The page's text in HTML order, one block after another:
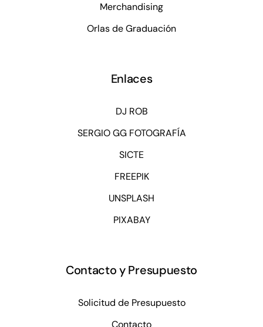
Merchandising
Orlas de Graduación
Enlaces
DJ ROB
SERGIO GG FOTOGRAFÍA
SICTE
FREEPIK
UNSPLASH
PIXABAY
Contacto y Presupuesto
Solicitud de Presupuesto